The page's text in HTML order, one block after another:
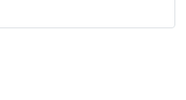
4, Barberino